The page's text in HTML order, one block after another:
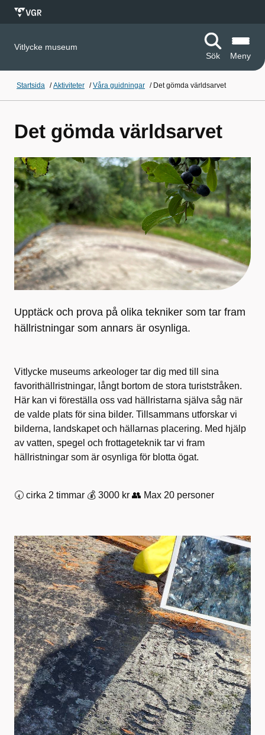
Vitlycke museum
Sök
Meny
Startsida /Aktiviteter /Våra guidningar / Det gömda världsarvet
Det gömda världsarvet
Upptäck och prova på olika tekniker som tar fram
hällristningar som annars är osynliga.
Vitlycke museums arkeologer tar dig med till sina
favorithällristningar, långt bortom de stora turiststråken.
Här kan vi föreställa oss vad hällristarna själva såg när
de valde plats för sina bilder. Tillsammans utforskar vi
bilderna, landskapet och hällarnas placering. Med hjälp
av vatten, spegel och frottageteknik tar vi fram
hällristningar som är osynliga för blotta ögat.
🕢 cirka 2 timmar 💰 3000 kr 👥 Max 20 personer